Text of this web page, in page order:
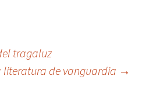
tragaluz
literatura de vanguardia →